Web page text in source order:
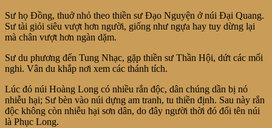
Sư họ Đồng, thuở nhỏ theo thiền sư Đạo Nguyện ở núi Đại Quang.
Sư tài giỏi siêu vượt hơn người, giống như ngựa hay tuy dừng lại
mà chân vượt hơn ngàn dặm.
Sư du phương đến Tung Nhạc, gặp thiền sư Thần Hội, dứt các mối
nghi. Vân du khắp nơi xem các thánh tích.
Lúc đó núi Hoàng Long có nhiều rắn độc, dân chúng dần bị nó
nhiễu hại; Sư bèn vào núi dựng am tranh, tu thiền định. Sau này rắn
độc không còn nhiễu hại sơn dân, do đây người thời đó đổi tên núi
là Phục Long.